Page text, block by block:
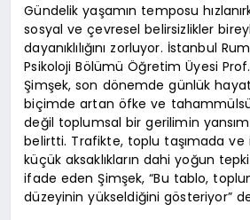
Gündelik yaşamın temposu
sosyal ve çevresel belirsizlikler
dayanıklılığını zorluyor. İstanbul
Psikoloji Bölümü Öğretim Üyesi
Şimşek, son dönemde günlük
biçimde artan öfke ve
değil toplumsal bir gerilimin
belirtti. Trafikte, toplu taşımada ve
küçük aksaklıkların dahi yoğun
ifade eden Şimşek, “Bu tablo,
düzeyinin yükseldiğini gösteriyor”